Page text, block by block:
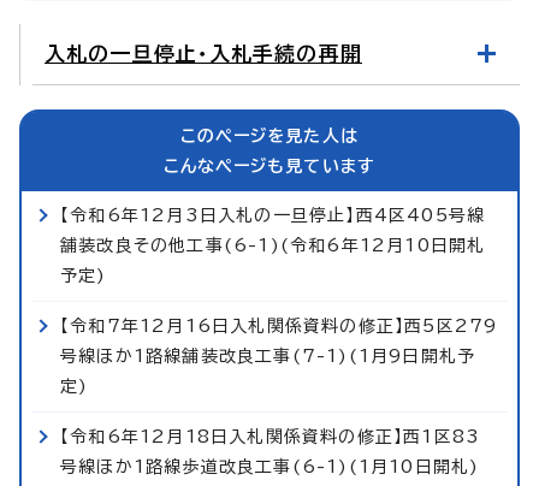
入札の一旦停止・入札手続の再開
このページを見た人は
こんなページも見ています
【令和6年12月3日入札の一旦停止】西4区405号線
舗装改良その他工事(6-1)(令和6年12月10日開札
予定)
【令和7年12月16日入札関係資料の修正】西5区279
号線ほか1路線舗装改良工事(7-1)(1月9日開札予
定)
【令和6年12月18日入札関係資料の修正】西1区83
号線ほか1路線歩道改良工事(6-1)(1月10日開札)